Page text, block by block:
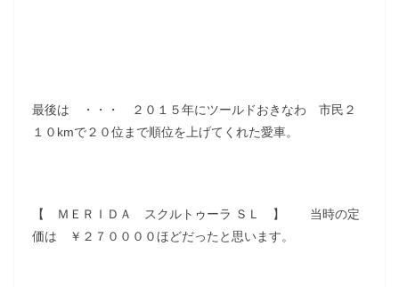
最後は ・・・ ２０１５年にツールドおきなわ 市民２
１０kmで２０位まで順位を上げてくれた愛車。
【 ＭＥＲＩＤＡ スクルトゥーラ ＳＬ 】 当時の定
価は ￥２７００００ほどだったと思います。